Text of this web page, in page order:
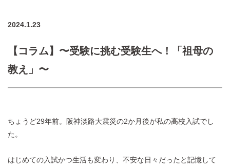
2024.1.23
【コラム】〜受験に挑む受験生へ！「祖母の
教え」〜
ちょうど29年前。阪神淡路大震災の2か月後が私の高校入試でし
た。
はじめての入試かつ生活も変わり、不安な日々だったと記憶して